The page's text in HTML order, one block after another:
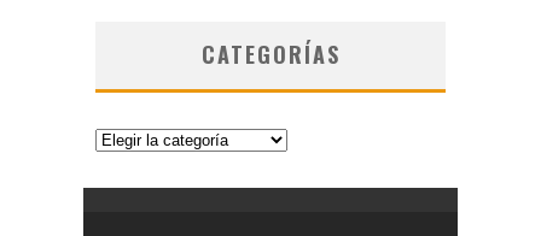
CATEGORÍAS
Categorías